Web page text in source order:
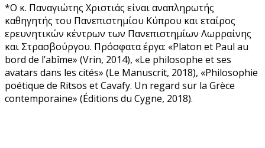
*Ο κ. Παναγιώτης Χριστιάς είναι αναπληρωτής
καθηγητής του Πανεπιστημίου Κύπρου και εταίρος
ερευνητικών κέντρων των Πανεπιστημίων Λωρραίνης
και Στρασβούργου. Πρόσφατα έργα: «Platon et Paul au
bord de l’abîme» (Vrin, 2014), «Le philosophe et ses
avatars dans les cités» (Le Manuscrit, 2018), «Philosophie
poétique de Ritsos et Cavafy. Un regard sur la Grèce
contemporaine» (Éditions du Cygne, 2018).